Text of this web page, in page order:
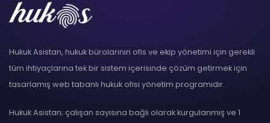
Hukuk Asistan, hukuk bürolarının ofis ve ekip yönetimi için gerekli
tüm ihtiyaçlarına tek bir sistem içerisinde çözüm getirmek için
tasarlamış web tabanlı hukuk ofisi yönetim programıdır.
Hukuk Asistan; çalışan sayısına bağlı olarak kurgulanmış ve 1